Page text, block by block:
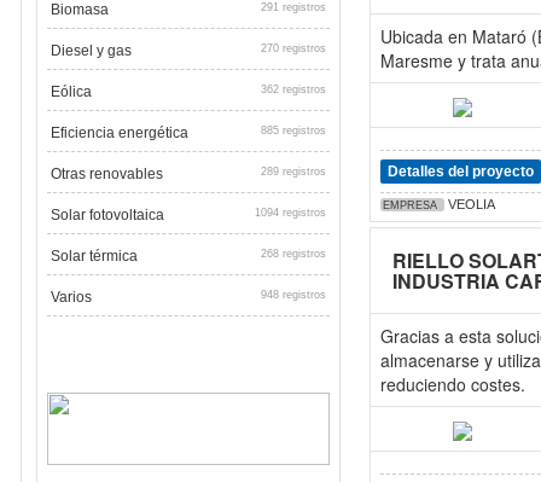
Biomasa 291 registros
Diesel y gas 270 registros
Eólica 362 registros
Eficiencia energética 885 registros
Otras renovables 289 registros
Solar fotovoltaica 1094 registros
Solar térmica 268 registros
Varios 948 registros
Ubicada en Mataró
Maresme y trata
Detalles del proyecto
EMPRESA VEOLIA
RIELLO
INDUSTRIA
Gracias a esta
almacenarse y
reduciendo costes.